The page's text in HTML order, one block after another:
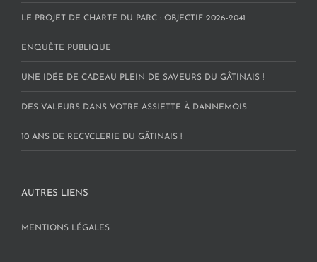
LE PROJET DE CHARTE DU PARC : OBJECTIF 2026-2041
ENQUÊTE PUBLIQUE
UNE IDÉE DE CADEAU PLEIN DE SAVEURS DU GÂTINAIS !
DES VALEURS DANS VOTRE ASSIETTE À DANNEMOIS
10 ANS DE RECYCLERIE DU GÂTINAIS !
AUTRES LIENS
MENTIONS LÉGALES